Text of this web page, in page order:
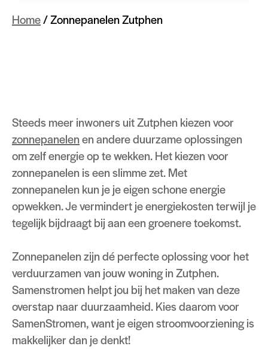
Home/Zonnepanelen Zutphen
Steeds meer inwoners uit Zutphen kiezen voor
zonnepanelenen andere duurzame oplossingen
om zelf energie op te wekken. Het kiezen voor
zonnepanelen is een slimme zet. Met
zonnepanelen kun je je eigen schone energie
opwekken. Je vermindert je energiekosten terwijl je
tegelijk bijdraagt bij aan een groenere toekomst.
Zonnepanelen zijn dé perfecte oplossing voor het
verduurzamen van jouw woning in Zutphen.
Samenstromen helpt jou bij het maken van deze
overstap naar duurzaamheid. Kies daarom voor
SamenStromen, want je eigen stroomvoorziening is
makkelijker dan je denkt!